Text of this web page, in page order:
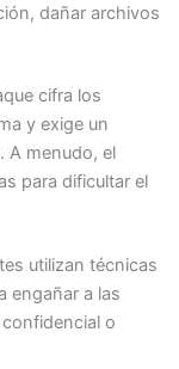
dañar archivos
cifra los
y exige un
A menudo, el
para dificultar el
utilizan técnicas
engañar a las
o